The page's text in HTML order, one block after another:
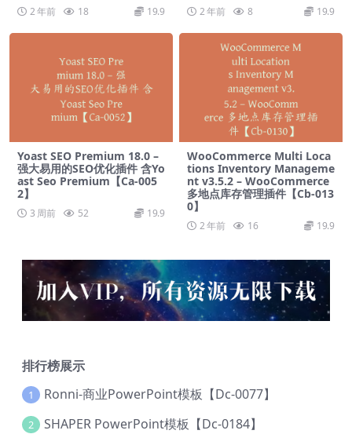
2 年前 18 19.9 2 年前 8 19.9
Yoast SEO Premium 18.0 –
强大易用的SEO优化插件 含Yo
ast Seo Premium【Ca-005
2】
3 周前 52 19.9
WooCommerce Multi Loca
tions Inventory Manageme
nt v3.5.2 – WooCommerce
多地点库存管理插件【Cb-013
0】
2 年前 16 19.9
排行榜展示
1 Ronni-商业PowerPoint模板【Dc-0077】
2 SHAPER PowerPoint模板【Dc-0184】